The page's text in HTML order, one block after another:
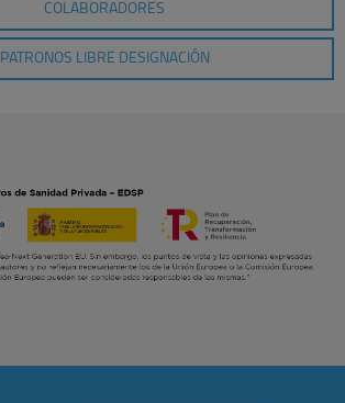
COLABORADORES
PATRONOS LIBRE DESIGNACIÓN